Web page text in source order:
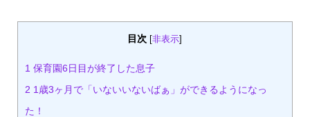
目次 [非表示]
1 保育園6日目が終了した息子
2 1歳3ヶ月で「いないいないばぁ」ができるようになっ
た！